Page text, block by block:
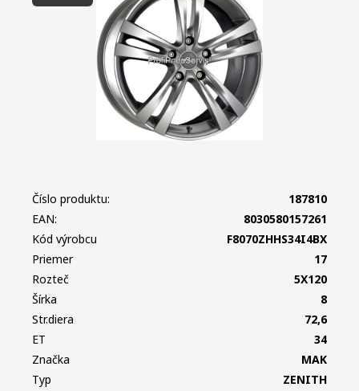
Číslo produktu:
187810
EAN:
8030580157261
Kód výrobcu
F8070ZHHS34I4BX
Priemer
17
Rozteč
5X120
Šírka
8
Str.diera
72,6
ET
34
Značka
MAK
Typ
ZENITH